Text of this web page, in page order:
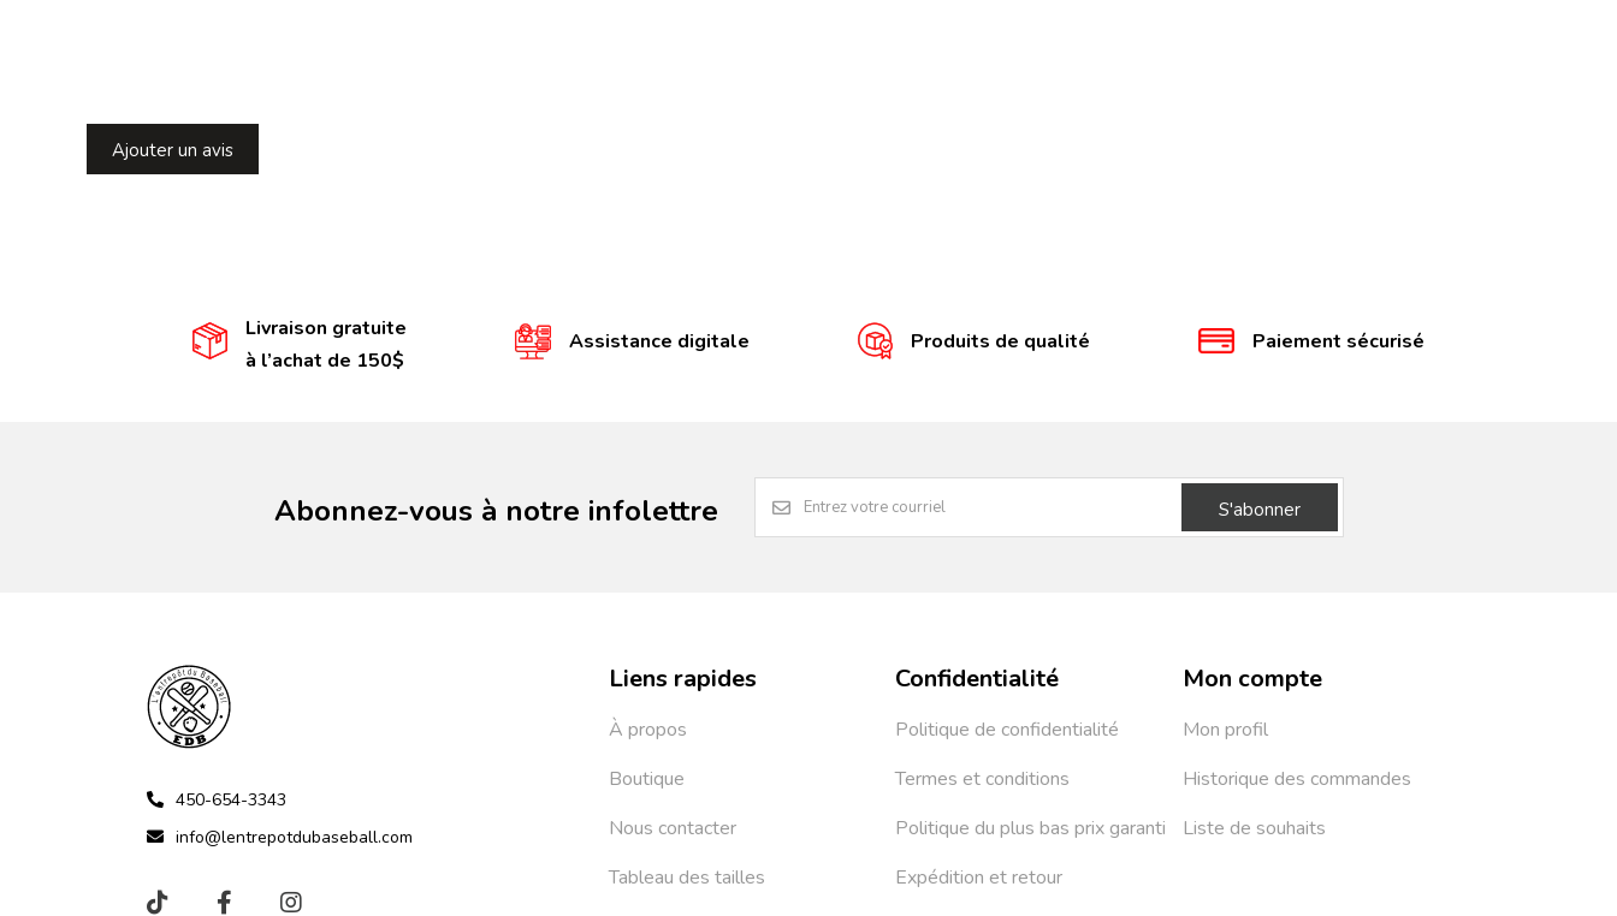
Ajouter un avis
Livraison gratuite
à l’achat de 150$
Assistance digitale Produits de qualité Paiement sécurisé
Abonnez-vous à notre infolettre S'abonner
450-654-3343
info@lentrepotdubaseball.com
Liens rapides
À propos
Boutique
Nous contacter
Tableau des tailles
Confidentialité
Politique de confidentialité
Termes et conditions
Politique du plus bas prix garanti
Expédition et retour
Mon compte
Mon profil
Historique des commandes
Liste de souhaits